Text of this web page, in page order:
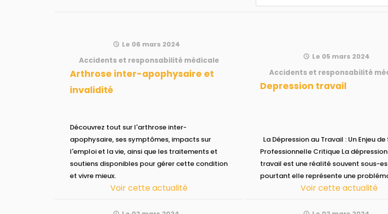
Le 06 mars 2024
Accidents et responsabilité médicale
Arthrose inter-apophysaire et
invalidité
Découvrez tout sur l'arthrose inter-
apophysaire, ses symptômes, impacts sur
l'emploi et la vie, ainsi que les traitements et
soutiens disponibles pour gérer cette condition
et vivre mieux.
Voir cette actualité
Le 05 mars 2024
Accidents et responsabilité
Depression travail
La Dépression au Travail : Un Enjeu de Santé
Professionnelle Critique La
travail est une réalité souvent sous-
pourtant elle représente une
Voir cette actualité